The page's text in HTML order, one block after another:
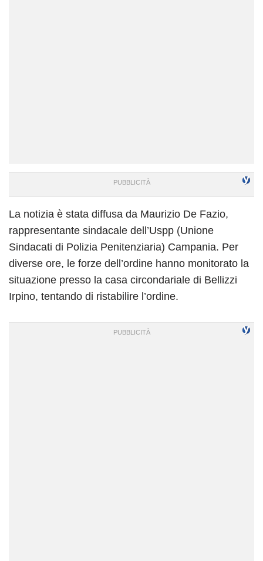
La notizia è stata diffusa da Maurizio De Fazio,
rappresentante sindacale dell’Uspp (Unione
Sindacati di Polizia Penitenziaria) Campania. Per
diverse ore, le forze dell’ordine hanno monitorato la
situazione presso la casa circondariale di Bellizzi
Irpino, tentando di ristabilire l’ordine.